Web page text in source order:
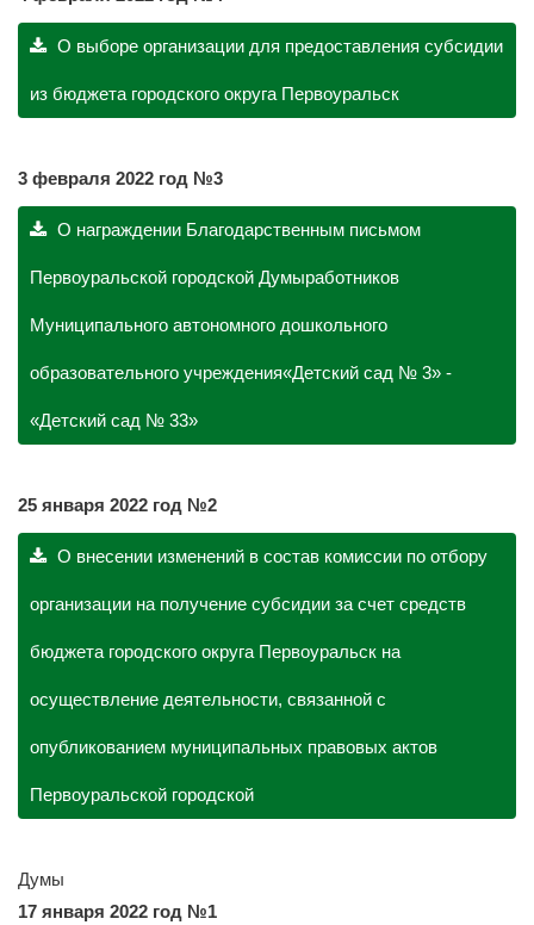
О выборе организации для предоставления субсидии
из бюджета городского округа Первоуральск
3 февраля 2022 год №3
О награждении Благодарственным письмом
Первоуральской городской Думыработников
Муниципального автономного дошкольного
образовательного учреждения«Детский сад № 3» -
«Детский сад № 33»
25 января 2022 год №2
О внесении изменений в состав комиссии по отбору
организации на получение субсидии за счет средств
бюджета городского округа Первоуральск на
осуществление деятельности, связанной с
опубликованием муниципальных правовых актов
Первоуральской городской
Думы
17 января 2022 год №1